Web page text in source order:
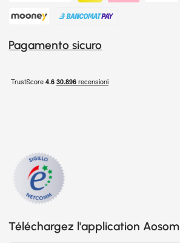
Pagamento sicuro
Téléchargez l'application Aosom